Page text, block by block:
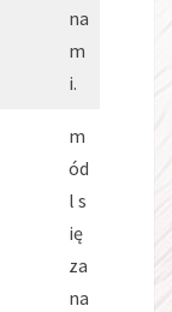
na
m
i.
m
ód
l s
ię
za
na